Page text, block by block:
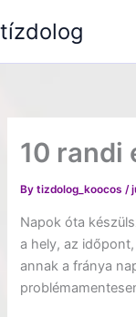
to
tízdolog
10 randi
Bytizdolog_koocos/
Napok óta
a hely, az
annak a fránya